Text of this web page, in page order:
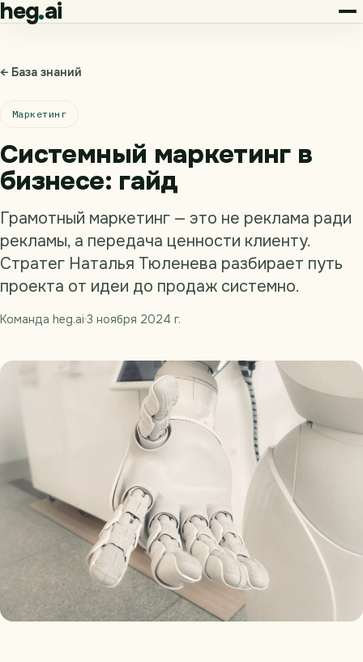
heg ai
← База знаний
Маркетинг
Системный маркетинг в
бизнесе: гайд
Грамотный маркетинг — это не реклама ради
рекламы, а передача ценности клиенту.
Стратег Наталья Тюленева разбирает путь
проекта от идеи до продаж системно.
Команда heg.ai·3 ноября 2024 г.